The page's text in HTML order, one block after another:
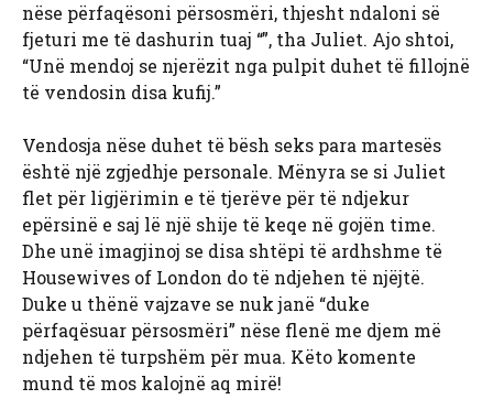
nëse përfaqësoni përsosmëri, thjesht ndaloni së
fjeturi me të dashurin tuaj “”, tha Juliet. Ajo shtoi,
“Unë mendoj se njerëzit nga pulpit duhet të fillojnë
të vendosin disa kufij.”
Vendosja nëse duhet të bësh seks para martesës
është një zgjedhje personale. Mënyra se si Juliet
flet për ligjërimin e të tjerëve për të ndjekur
epërsinë e saj lë një shije të keqe në gojën time.
Dhe unë imagjinoj se disa shtëpi të ardhshme të
Housewives of London do të ndjehen të njëjtë.
Duke u thënë vajzave se nuk janë “duke
përfaqësuar përsosmëri” nëse flenë me djem më
ndjehen të turpshëm për mua. Këto komente
mund të mos kalojnë aq mirë!